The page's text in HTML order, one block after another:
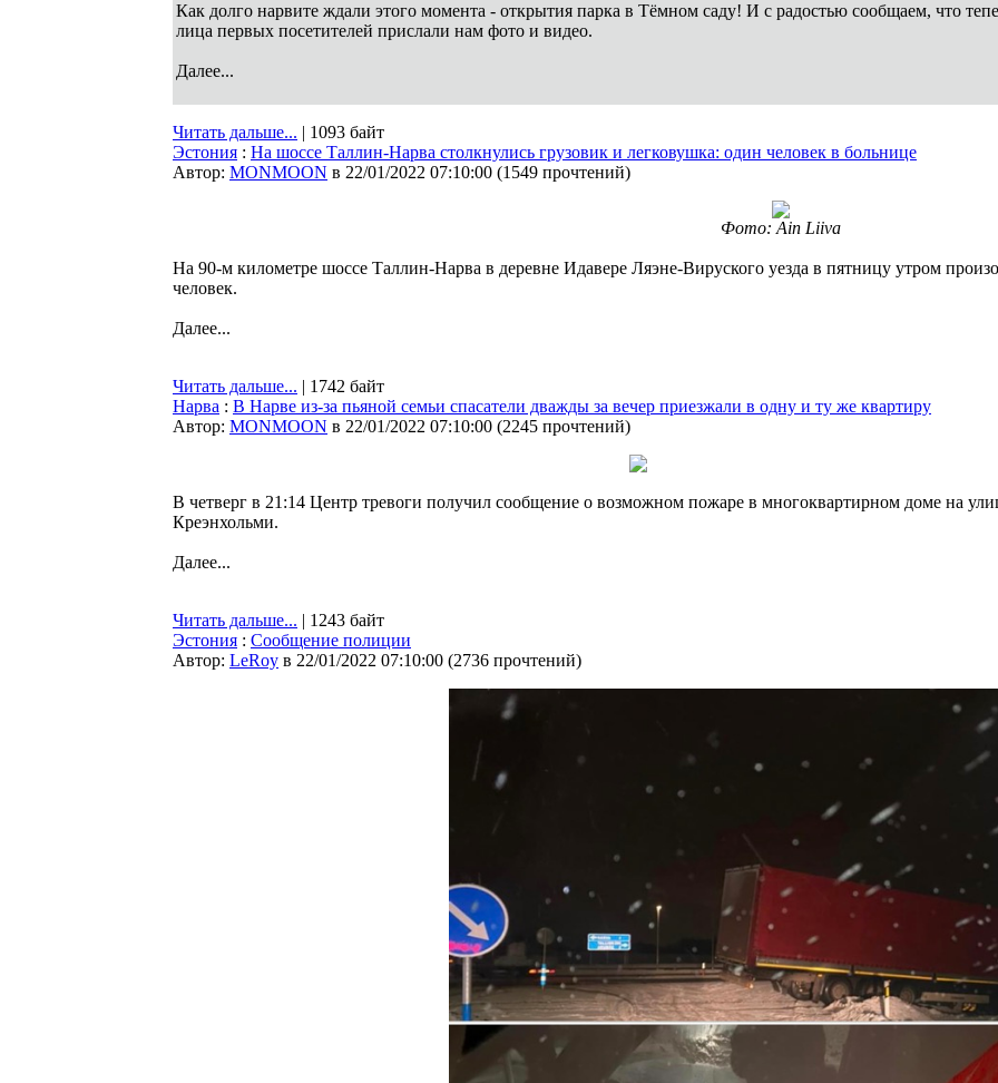
Как долго нарвите ждали этого момента - открытия парка в Тёмном саду! И с радостью сообщаем, что
лица первых посетителей прислали нам фото и видео.
Далее...
Читать дальше... | 1093 байт
Эстония : На шоссе Таллин-Нарва столкнулись грузовик и легковушка: один человек в больнице
Автор: MONMOON в 22/01/2022 07:10:00 (1549 прочтений)
Фото: Ain Liiva
На 90-м километре шоссе Таллин-Нарва в деревне Идавере Ляэне-Вируского уезда в пятницу утром
человек.
Далее...
Читать дальше... | 1742 байт
Нарва : В Нарве из-за пьяной семьи спасатели дважды за вечер приезжали в одну и ту же квартиру
Автор: MONMOON в 22/01/2022 07:10:00 (2245 прочтений)
В четверг в 21:14 Центр тревоги получил сообщение о возможном пожаре в многоквартирном доме на
Креэнхольми.
Далее...
Читать дальше... | 1243 байт
Эстония : Сообщение полиции
Автор: LeRoy в 22/01/2022 07:10:00 (2736 прочтений)